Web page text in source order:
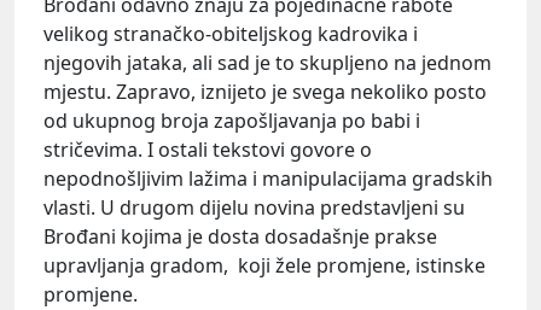
Brođani odavno znaju za pojedinačne rabote
velikog stranačko-obiteljskog kadrovika i
njegovih jataka, ali sad je to skupljeno na jednom
mjestu. Zapravo, iznijeto je svega nekoliko posto
od ukupnog broja zapošljavanja po babi i
stričevima. I ostali tekstovi govore o
nepodnošljivim lažima i manipulacijama gradskih
vlasti. U drugom dijelu novina predstavljeni su
Brođani kojima je dosta dosadašnje prakse
upravljanja gradom, koji žele promjene, istinske
promjene.